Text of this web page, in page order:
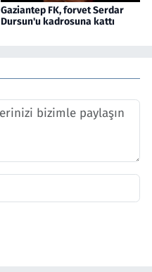
Gaziantep FK, forvet Serdar
Dursun'u kadrosuna kattı